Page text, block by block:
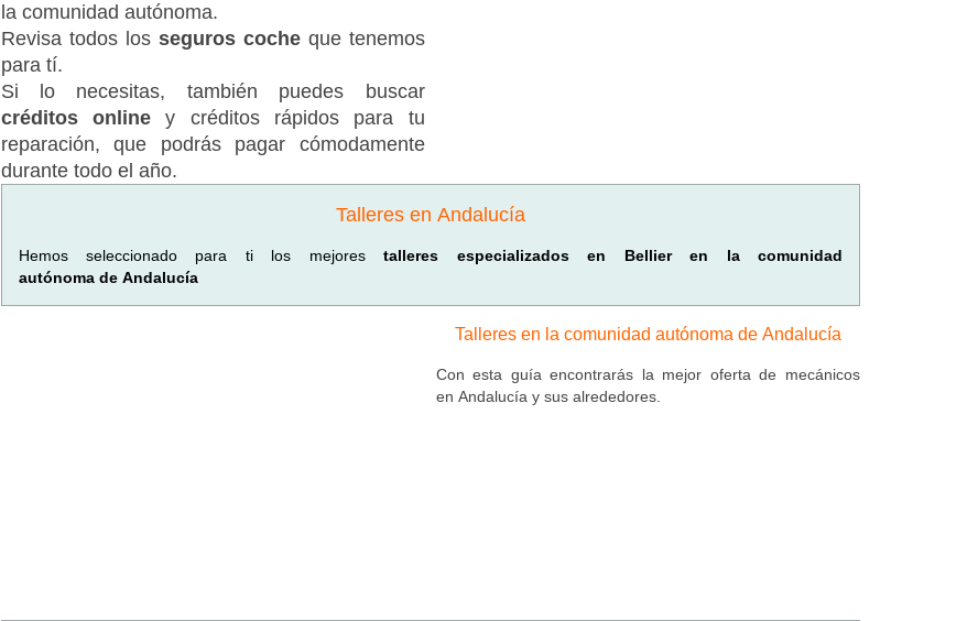
la comunidad autónoma.
Revisa todos los seguros cocheque tenemos
para tí.
Si lo necesitas, también puedes buscar
créditos onliney créditos rápidos para tu
reparación, que podrás pagar cómodamente
durante todo el año.
Talleres en Andalucía
Hemos seleccionado para ti los mejorestalleres especializados en Bellier en la comunidad
autónoma de Andalucía
Talleres en la comunidad autónoma de Andalucía
Con esta guía encontrarás la mejor oferta de mecánicos
en Andalucía y sus alrededores.